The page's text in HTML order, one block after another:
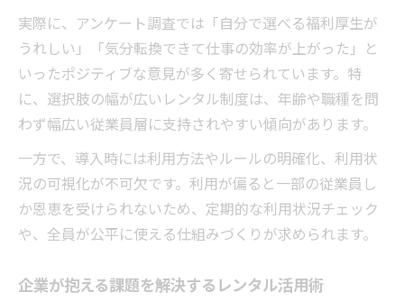
実際に、アンケート調査では「自分で選べる福利厚生が
うれしい」「気分転換できて仕事の効率が上がった」と
いったポジティブな意見が多く寄せられています。特
に、選択肢の幅が広いレンタル制度は、年齢や職種を問
わず幅広い従業員層に支持されやすい傾向があります。
一方で、導入時には利用方法やルールの明確化、利用状
況の可視化が不可欠です。利用が偏ると一部の従業員し
か恩恵を受けられないため、定期的な利用状況チェック
や、全員が公平に使える仕組みづくりが求められます。
企業が抱える課題を解決するレンタル活用術